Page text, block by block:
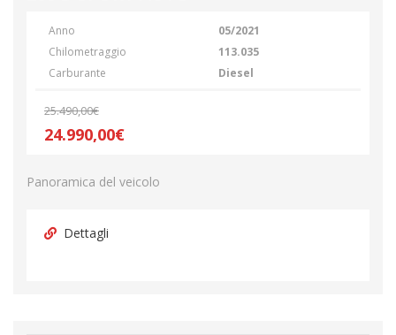
Anno
05/2021
Chilometraggio
113.035
Carburante
Diesel
25.490,00€
24.990,00€
Panoramica del veicolo
Dettagli